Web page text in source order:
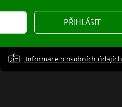
PŘIHLÁSIT
Informace o osobních údajích